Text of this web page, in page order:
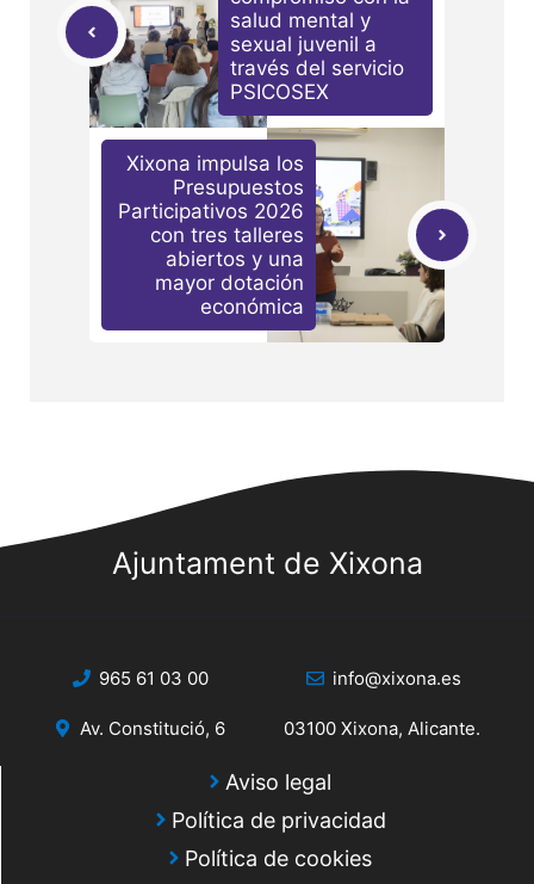
salud mental y
sexual juvenil a
través del servicio
PSICOSEX
Xixona impulsa los
Presupuestos
Participativos 2026
con tres talleres
abiertos y una
mayor dotación
económica
Ajuntament de Xixona
965 61 03 00 info@xixona.es
Av. Constitució, 6 03100 Xixona, Alicante.
Aviso legal
Política de privacidad
Política de cookies